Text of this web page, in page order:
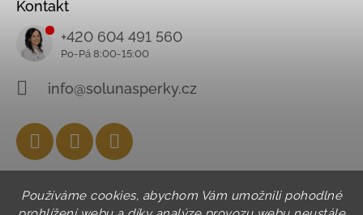
Používáme cookies, abychom Vám umožnili pohodlné
Kontakt
+420 604 491 560
info@solunasperky.cz